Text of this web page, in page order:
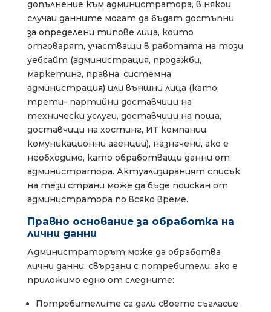
допълнение към администратора, в някои
случаи данните могат да бъдат достъпни
за определени типове лица, които
отговарят, участващи в работата на този
уебсайт (администрация, продажби,
маркетинг, правна, системна
администрация) или външни лица (като
трети- партийни доставчици на
технически услуги, доставчици на поща,
доставчици на хостинг, ИТ компании,
комуникационни агенции), назначени, ако е
необходимо, като обработващи данни от
администратора. Актуализираният списък
на тези страни може да бъде поискан от
администратора по всяко време.
Правно основание за обработка на
лични данни
Администраторът може да обработва
лични данни, свързани с потребители, ако е
приложимо едно от следните:
Потребителите са дали своето съгласие